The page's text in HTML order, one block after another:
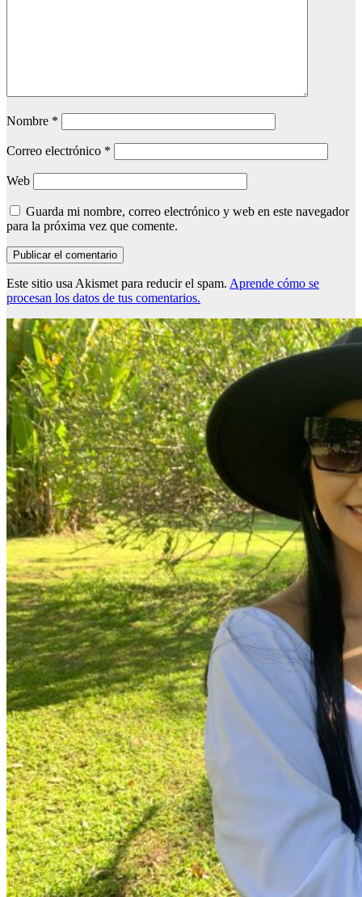
Nombre *
Correo electrónico *
Web
Guarda mi nombre, correo electrónico y web en este navegador
para la próxima vez que comente.
Este sitio usa Akismet para reducir el spam. Aprende cómo se
procesan los datos de tus comentarios.